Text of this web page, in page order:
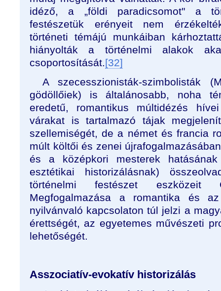
idéző, a „földi paradicsomot" a
festészetük erényeit nem
történeti témájú munkáiban
hiányolták a történelmi alakok
csoportosítását.[32]
A szecesszionisták-szimbolisták
gödöllőiek) is általánosabb, noha
eredetű, romantikus múltidézés
várakat is tartalmazó tájak
szellemiségét, de a német és francia
múlt költői és zenei
és a középkori mesterek
esztétikai historizálásnak)
történelmi festészet eszközeit
Megfogalmazása a romantika és
nyilvánvaló kapcsolaton túl jelzi a
érettségét, az egyetemes művészeti
lehetőségét.
Asszociatív-evokatív historizálás